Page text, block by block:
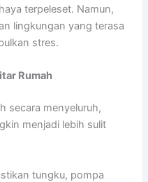
terpeleset. Namun,
lingkungan yang terasa
stres.
Rumah
secara menyeluruh,
menjadi lebih sulit
tungku, pompa